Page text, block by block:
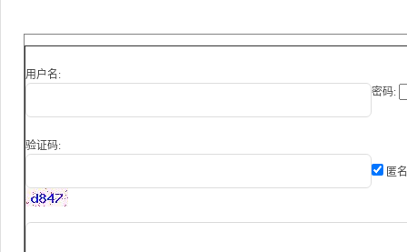
用户名:
密码:
验证码:
匿